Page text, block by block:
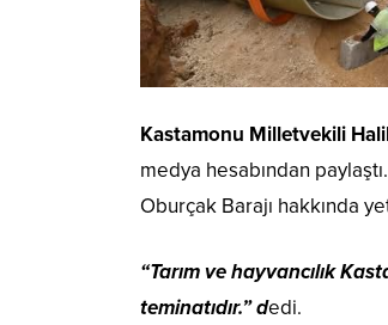
Kastamonu Milletvekili
medya hesabından
Oburçak Barajı hakkında
“Tarım ve hayvancılık
teminatıdır.” dedi.